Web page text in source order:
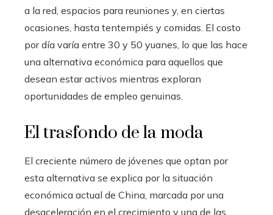
a la red, espacios para reuniones y, en ciertas
ocasiones, hasta tentempiés y comidas. El costo
por día varía entre 30 y 50 yuanes, lo que las hace
una alternativa económica para aquellos que
desean estar activos mientras exploran
oportunidades de empleo genuinas.
El trasfondo de la moda
El creciente número de jóvenes que optan por
esta alternativa se explica por la situación
económica actual de China, marcada por una
desaceleración en el crecimiento y una de las